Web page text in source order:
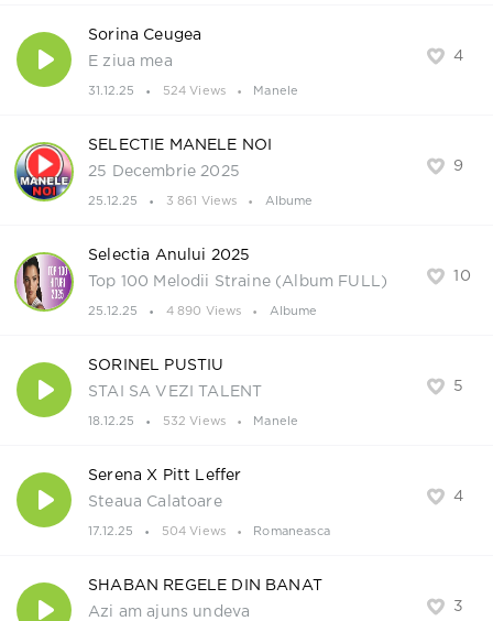
4
Sorina Ceugea
E ziua mea
31.12.25 524 Views Manele
9
SELECTIE MANELE NOI
25 Decembrie 2025
25.12.25 3 861 Views Albume
10
Selectia Anului 2025
Top 100 Melodii Straine (Album FULL)
25.12.25 4 890 Views Albume
5
SORINEL PUSTIU
STAI SA VEZI TALENT
18.12.25 532 Views Manele
4
Serena X Pitt Leffer
Steaua Calatoare
17.12.25 504 Views Romaneasca
3
SHABAN REGELE DIN BANAT
Azi am ajuns undeva